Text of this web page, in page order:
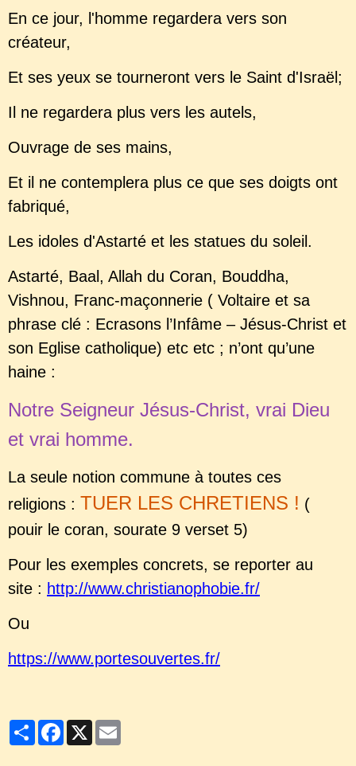
En ce jour, l'homme regardera vers son
créateur,
Et ses yeux se tourneront vers le Saint d'Israël;
Il ne regardera plus vers les autels,
Ouvrage de ses mains,
Et il ne contemplera plus ce que ses doigts ont
fabriqué,
Les idoles d'Astarté et les statues du soleil.
Astarté, Baal, Allah du Coran, Bouddha,
Vishnou, Franc-maçonnerie ( Voltaire et sa
phrase clé : Ecrasons l’Infâme – Jésus-Christ et
son Eglise catholique) etc etc ; n’ont qu’une
haine :
Notre Seigneur Jésus-Christ, vrai Dieu
et vrai homme.
La seule notion commune à toutes ces
religions : TUER LES CHRETIENS ! (
pouir le coran, sourate 9 verset 5)
Pour les exemples concrets, se reporter au
site : http://www.christianophobie.fr/
Ou
https://www.portesouvertes.fr/
PartagerFacebook
X